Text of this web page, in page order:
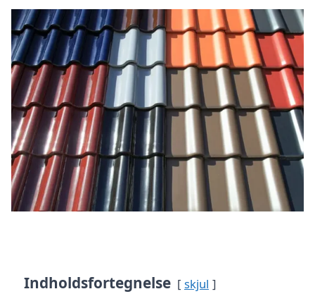
Indholdsfortegnelse skjul